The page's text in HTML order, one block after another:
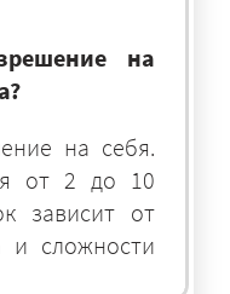
на
на себя.
от 2 до 10
зависит от
и сложности